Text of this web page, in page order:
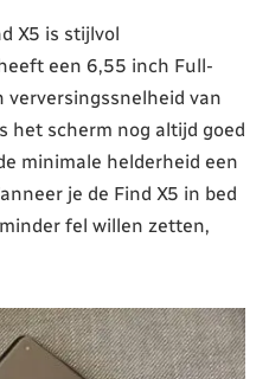
X5 is stijlvol
een 6,55 inch Full-
verversingssnelheid van
het scherm nog altijd goed
minimale helderheid een
je de Find X5 in bed
fel willen zetten,